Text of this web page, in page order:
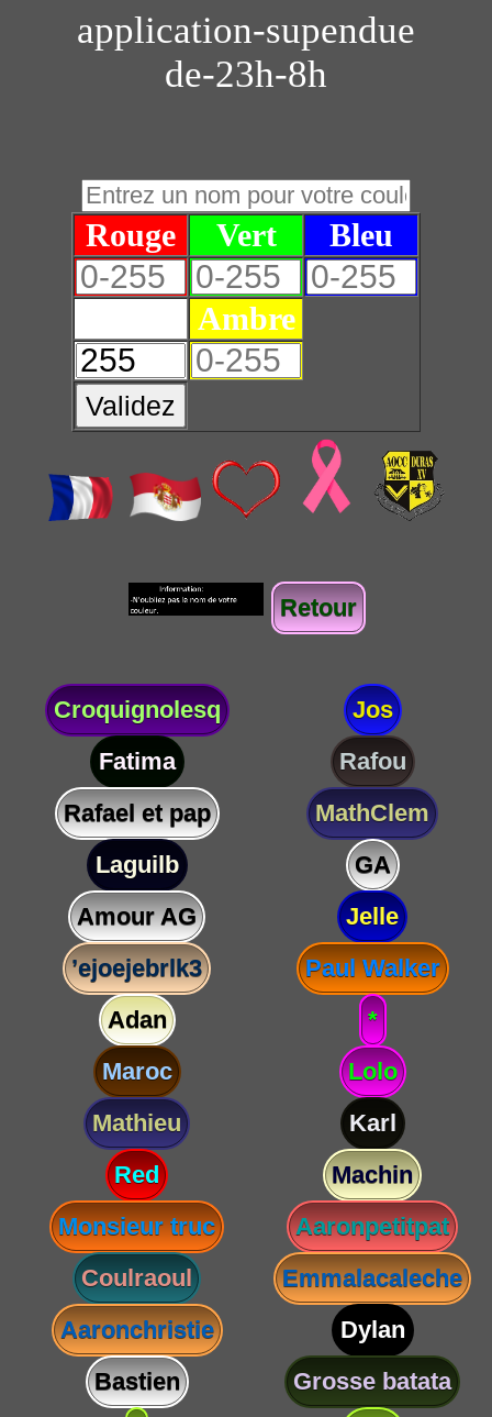
application-supendue
de-23h-8h
Rouge Vert Bleu
Ambre
Validez
Retour
Croquignolesq
Jos
Fatima
Rafou
Rafael et pap
MathClem
Laguilb
GA
Amour AG
Jelle
’ejoejebrlk3
Paul Walker
Adan
*
Maroc
Lolo
Mathieu
Karl
Red
Machin
Monsieur truc
Aaronpetitpat
Coulraoul
Emmalacaleche
Aaronchristie
Dylan
Bastien
Grosse batata